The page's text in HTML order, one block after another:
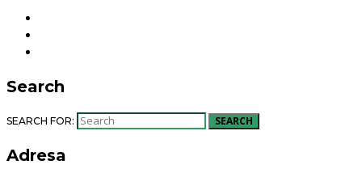
Search
SEARCH FOR: SEARCH
Adresa